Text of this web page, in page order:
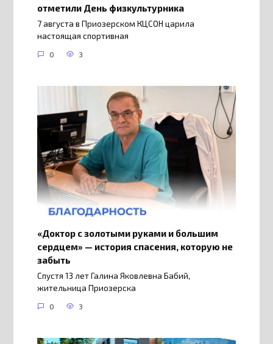
отметили День физкультурника
7 августа в Приозерском КЦСОН царила
настоящая спортивная
0 3
«Доктор с золотыми руками и большим
сердцем» — история спасения, которую не
забыть
Спустя 13 лет Галина Яковлевна Бабий,
жительница Приозерска
0 3